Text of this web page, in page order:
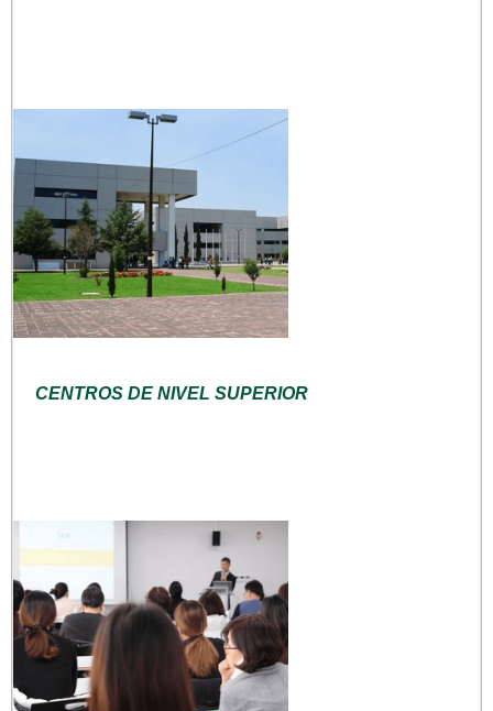
CENTROS DE NIVEL SUPERIOR